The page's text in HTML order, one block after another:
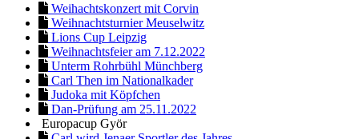
Weihachtskonzert mit Corvin
Weihnachtsturnier Meuselwitz
Lions Cup Leipzig
Weihnachtsfeier am 7.12.2022
Unterm Rohrbühl Münchberg
Carl Then im Nationalkader
Judoka mit Köpfchen
Dan-Prüfung am 25.11.2022
Europacup Györ